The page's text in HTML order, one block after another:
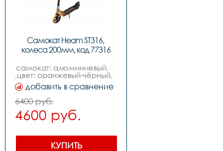
Самокат Heam ST316,
колеса 200мм, код 77316
самокат: алюминиевый,
,цвет: оранжевый-чёрный,
,колеса: 200mm pu,
,подшипники: abec-7,
,вес: 3.7kg,,нагрузка макс:
добавить в сравнение
6400 руб.
4600 руб.
КУПИТЬ